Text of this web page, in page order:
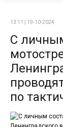
13:11 | 19-10-2024
С
по